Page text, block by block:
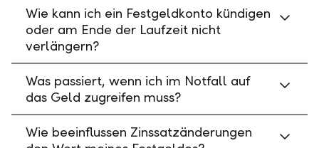
Wie kann ich ein Festgeldkonto kündigen
oder am Ende der Laufzeit nicht
verlängern?
Was passiert, wenn ich im Notfall auf
das Geld zugreifen muss?
Wie beeinflussen Zinssatzänderungen